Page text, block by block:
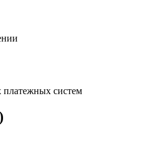
платежных систем